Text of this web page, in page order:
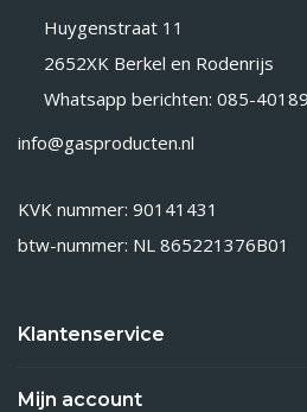
Huygenstraat 11
2652XK Berkel en Rodenrijs
Whatsapp berichten: 085-
info@gasproducten.nl
KVK nummer: 90141431
btw-nummer: NL 865221376B01
Klantenservice
Mijn account